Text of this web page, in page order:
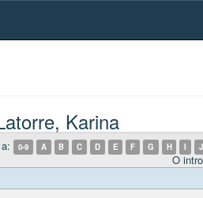
Karina
0-9 A B C D E F G H I J
O